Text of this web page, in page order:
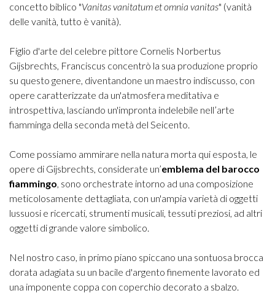
concetto biblico "Vanitas vanitatum et omnia vanitas" (vanità
delle vanità, tutto è vanità).
Figlio d'arte del celebre pittore Cornelis Norbertus
Gijsbrechts, Franciscus concentrò la sua produzione proprio
su questo genere, diventandone un maestro indiscusso, con
opere caratterizzate da un'atmosfera meditativa e
introspettiva, lasciando un'impronta indelebile nell’arte
fiamminga della seconda metà del Seicento.
Come possiamo ammirare nella natura morta qui esposta, le
opere di Gijsbrechts, considerate un’emblema del barocco
fiammingo, sono orchestrate intorno ad una composizione
meticolosamente dettagliata, con un'ampia varietà di oggetti
lussuosi e ricercati, strumenti musicali, tessuti preziosi, ad altri
oggetti di grande valore simbolico.
Nel nostro caso, in primo piano spiccano una sontuosa brocca
dorata adagiata su un bacile d'argento finemente lavorato ed
una imponente coppa con coperchio decorato a sbalzo.